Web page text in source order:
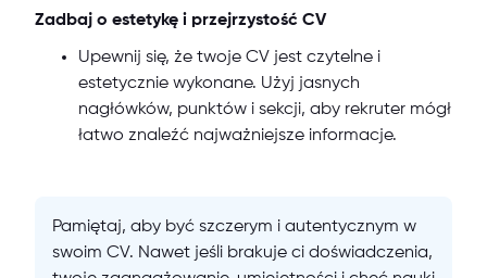
Zadbaj o estetykę i przejrzystość CV
Upewnij się, że twoje CV jest czytelne i
estetycznie wykonane. Użyj jasnych
nagłówków, punktów i sekcji, aby rekruter mógł
łatwo znaleźć najważniejsze informacje.
Pamiętaj, aby być szczerym i autentycznym w
swoim CV. Nawet jeśli brakuje ci doświadczenia,